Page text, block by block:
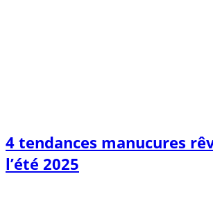
4 tendances manucures
l’été 2025